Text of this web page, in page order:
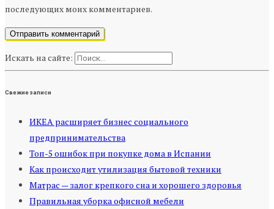
последующих моих комментариев.
Искать на сайте:
Свежие записи
ИКЕА расширяет бизнес социального
предпринимательства
Топ-5 ошибок при покупке дома в Испании
Как происходит утилизация бытовой техники
Матрас — залог крепкого сна и хорошего здоровья
Правильная уборка офисной мебели